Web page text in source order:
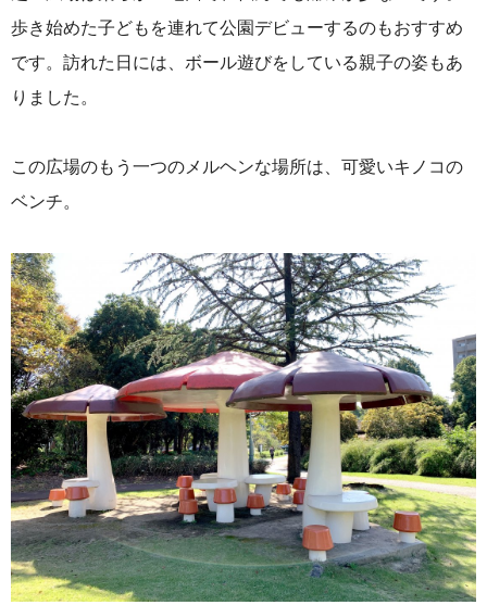
歩き始めた子どもを連れて公園デビューするのもおすすめ
です。訪れた日には、ボール遊びをしている親子の姿もあ
りました。
この広場のもう一つのメルヘンな場所は、可愛いキノコの
ベンチ。